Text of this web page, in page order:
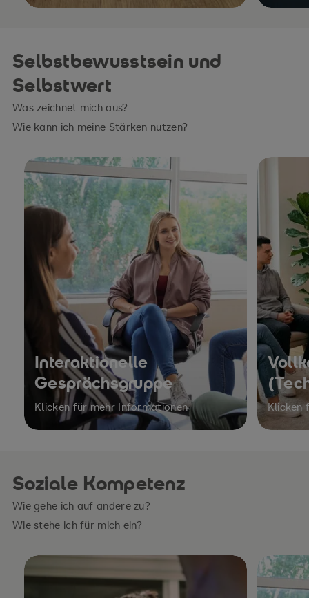
Selbstbewusstsein und
Selbstwert
Was zeichnet mich aus?
Wie kann ich meine Stärken nutzen?
Interaktionelle
Gesprächsgruppe
Klicken für mehr Informationen Klicken
Soziale Kompetenz
Wie gehe ich auf andere zu?
Wie stehe ich für mich ein?